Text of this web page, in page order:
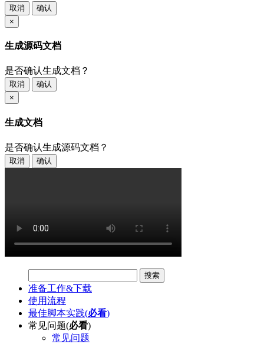
取消
确认
×
生成源码文档
是否确认生成文档？
取消
确认
×
生成文档
是否确认生成源码文档？
取消 确认
搜索
准备工作&下载
使用流程
最佳脚本实践(必看)
常见问题(必看)
常见问题